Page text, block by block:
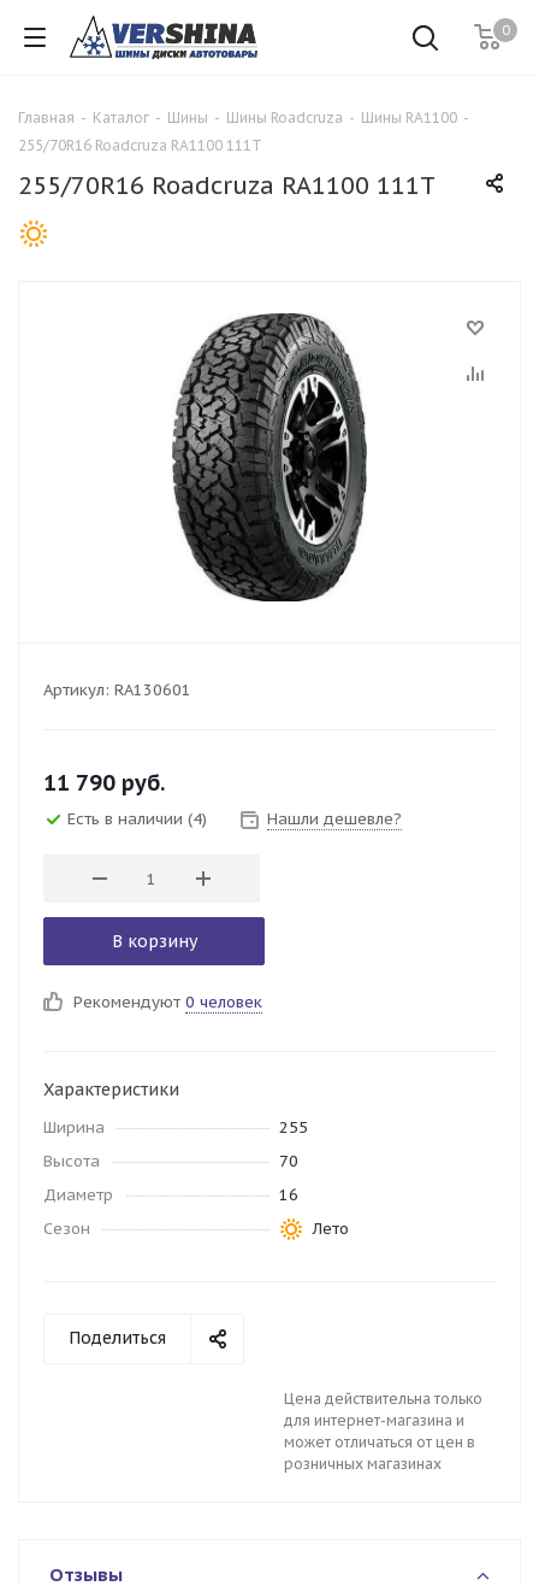
0
Главная - Каталог - Шины - Шины Roadcruza - Шины RA1100 -
255/70R16 Roadcruza RA1100 111T
255/70R16 Roadcruza RA1100 111T
Артикул: RA130601
11 790 руб.
Есть в наличии (4) Нашли дешевле?
В корзину
Рекомендуют 0 человек
Характеристики
Ширина
255
Высота
70
Диаметр
16
Сезон
Лето
Поделиться
Цена действительна только
для интернет-магазина и
может отличаться от цен в
розничных магазинах
Отзывы